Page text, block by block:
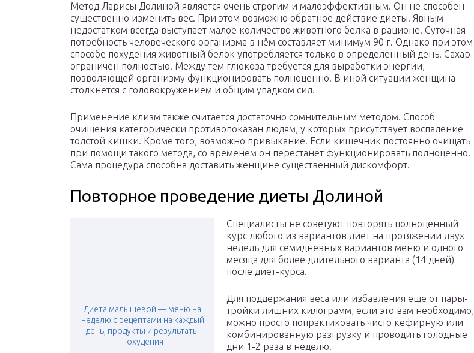
Метод Ларисы Долиной является очень строгим и малоэффективным. Он не способен
существенно изменить вес. При этом возможно обратное действие диеты. Явным
недостатком всегда выступает малое количество животного белка в рационе. Суточная
потребность человеческого организма в нём составляет минимум 90 г. Однако при этом
способе похудения животный белок употребляется только в определенный день. Сахар
ограничен полностью. Между тем глюкоза требуется для выработки энергии,
позволяющей организму функционировать полноценно. В иной ситуации женщина
столкнется с головокружением и общим упадком сил.
Применение клизм также считается достаточно сомнительным методом. Способ
очищения категорически противопоказан людям, у которых присутствует воспаление
толстой кишки. Кроме того, возможно привыкание. Если кишечник постоянно очищать
при помощи такого метода, со временем он перестанет функционировать полноценно.
Сама процедура способна доставить женщине существенный дискомфорт.
Повторное проведение диеты Долиной
Диета малышевой — меню на
неделю с рецептами на каждый
день, продукты и результаты
похудения
Специалисты не советуют повторять полноценный
курс любого из вариантов диет на протяжении двух
недель для семидневных вариантов меню и одного
месяца для более длительного варианта (14 дней)
после диет-курса.
Для поддержания веса или избавления еще от пары-
тройки лишних килограмм, если это вам необходимо,
можно просто попрактиковать чисто кефирную или
комбинированную разгрузку и проводить голодные
дни 1-2 раза в неделю.